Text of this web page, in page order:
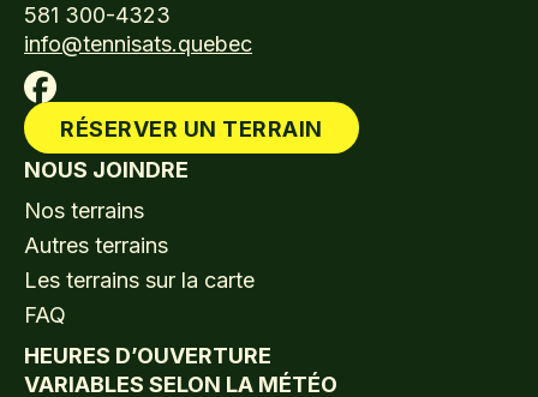
581 300-4323
info@tennisats.quebec
RÉSERVER UN TERRAIN
NOUS JOINDRE
Nos terrains
Autres terrains
Les terrains sur la carte
FAQ
HEURES D’OUVERTURE
VARIABLES SELON LA MÉTÉO